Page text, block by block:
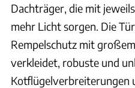
Dachträger, die mit
mehr Licht sorgen. Die
Rempelschutz mit
verkleidet, robuste und
Kotflügelverbreiterungen